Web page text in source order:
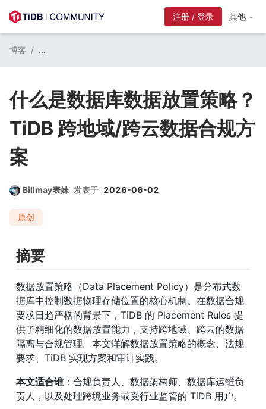
注册 / 登录 其他
博客 / ...
什么是数据库数据放置策略？
TiDB 跨地域/跨云数据合规方
案
Billmay表妹 发表于 2026-06-02
原创
摘要
数据放置策略（Data Placement Policy）是分布式数
据库中控制数据物理存储位置的核心机制。在数据合规
要求日趋严格的背景下，TiDB 的 Placement Rules 提
供了精细化的数据放置能力，支持跨地域、跨云的数据
隔离与合规管理。本文详解数据放置策略的概念、法规
要求、TiDB 实现方案和审计实践。
本文适合谁 ：合规负责人、数据架构师、数据库运维负
责人，以及处理跨境业务或受行业监管的 TiDB 用户。